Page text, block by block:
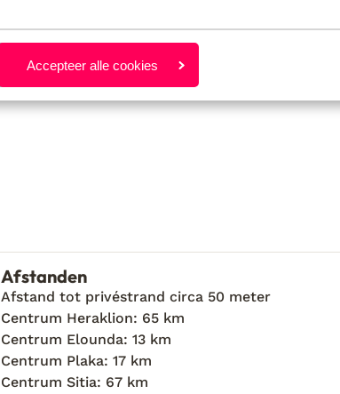
Accepteer alle cookies
Afstanden
Afstand tot privéstrand circa 50 meter
Centrum Heraklion: 65 km
Centrum Elounda: 13 km
Centrum Plaka: 17 km
Centrum Sitia: 67 km